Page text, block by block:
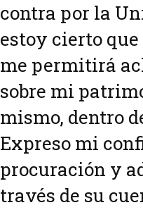
contra por la
estoy cierto
me permitirá
sobre mi
mismo, dentro
Expreso mi
procuración y
través de su